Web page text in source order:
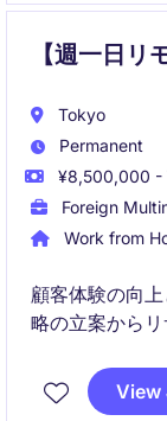
【週一日リ
Tokyo
Permanent
¥8,500,000 -
Foreign
Work from
顧客体験の向
略の立案から
ントと協働し
タル体験へと
View